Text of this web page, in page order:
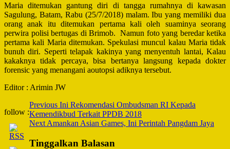
Maria ditemukan gantung diri di tangga rumahnya di kawasan
Sagulung, Batam, Rabu (25/7/2018) malam. Ibu yang memiliki dua
orang anak itu ditemukan pertama kali oleh suaminya seorang
perwira polisi bertugas di Brimob. Namun foto yang beredar ketika
pertama kali Maria ditemukan. Spekulasi muncul kalau Maria tidak
bunuh diri. Seperti telapak kakinya yang menyentuh lantai, Kalau
kakaknya tidak percaya, bisa bertanya langsung kepada dokter
forensic yang menangani aoutopsi adiknya tersebut.
Editor : Arimin JW
follow :
Post
Navigation
Previous Ini Rekomendasi Ombudsman RI Kepada
Kemendikbud Terkait PPDB 2018
Next Amankan Asian Games, Ini Perintah Pangdam Jaya
Tinggalkan Balasan